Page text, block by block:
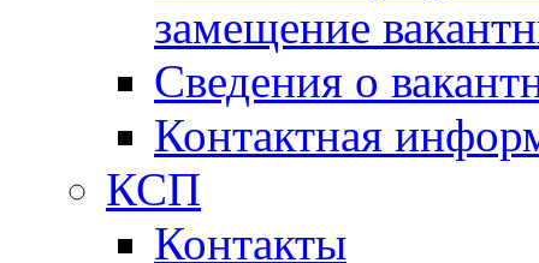
замещение
Сведения о
Контактная
КСП
Контакты